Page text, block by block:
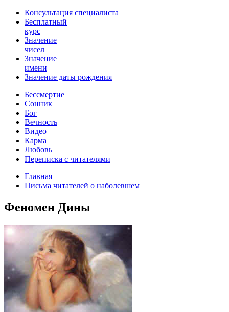
Консультация специалиста
Бесплатный
курс
Значение
чисел
Значение
имени
Значение даты рождения
Бессмертие
Сонник
Бог
Вечность
Видео
Карма
Любовь
Переписка с читателями
Главная
Письма читателей о наболевшем
Феномен Дины